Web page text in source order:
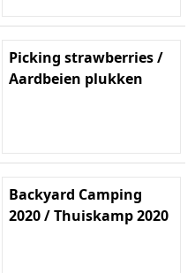
Picking strawberries /
Aardbeien plukken
Backyard Camping
2020 / Thuiskamp 2020